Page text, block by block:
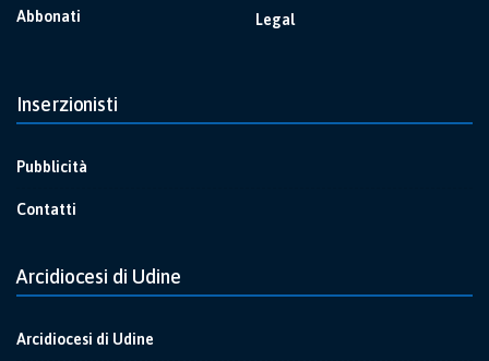
Abbonati Legal
Inserzionisti
Pubblicità
Contatti
Arcidiocesi di Udine
Arcidiocesi di Udine